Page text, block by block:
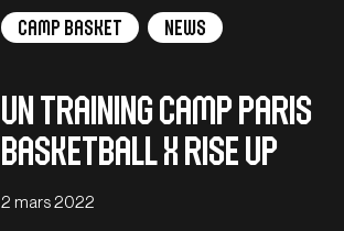
Camp Basket News
Un training camp Paris
Basketball X Rise Up
2 mars 2022